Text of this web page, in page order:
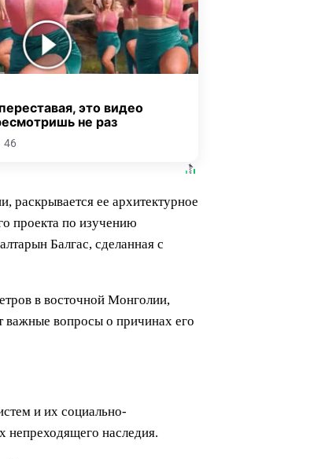
это видео
не раз
46
раскрывается ее архитектурное
проекта по изучению
Балгас, сделанная с
в восточной Монголии,
важные вопросы о причинах его
и их социально-
непреходящего наследия.